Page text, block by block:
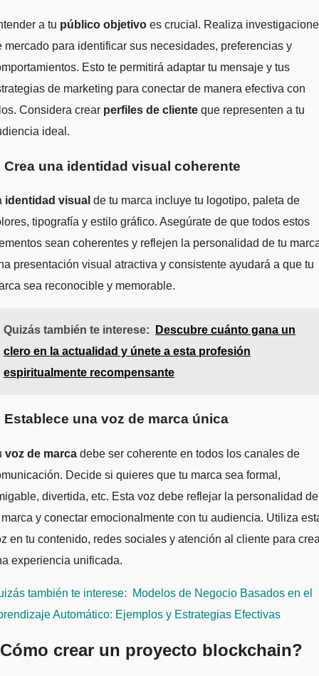
a tu público objetivo es crucial. Realiza
mercado para identificar sus necesidades, preferencias y
Esto te permitirá adaptar tu mensaje y tus
de marketing para conectar de manera efectiva con
Considera crear perfiles de cliente que representen a tu
ideal.
Crea una identidad visual coherente
identidad visual de tu marca incluye tu logotipo, paleta de
tipografía y estilo gráfico. Asegúrate de que todos estos
sean coherentes y reflejen la personalidad de tu
presentación visual atractiva y consistente ayudará a que tu
sea reconocible y memorable.
Quizás también te interese:
Descubre cuánto gana un
clero en la actualidad y únete a esta profesión
espiritualmente recompensante
Establece una voz de marca única
voz de marca debe ser coherente en todos los canales de
Decide si quieres que tu marca sea formal,
divertida, etc. Esta voz debe reflejar la personalidad de
y conectar emocionalmente con tu audiencia. Utiliza
en tu contenido, redes sociales y atención al cliente para
experiencia unificada.
también te interese:
Modelos de Negocio Basados en el
Automático: Ejemplos y Estrategias Efectivas
crear un proyecto blockchain?